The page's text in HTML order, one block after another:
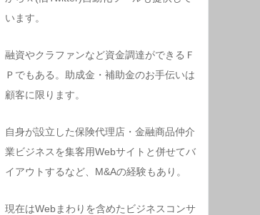
います。
融資やクラファンなど資金調達ができるＦ
Ｐでもある。助成金・補助金のお手伝いは
顧客に限ります。
自身が設立した保険代理店・金融商品仲介
業ビジネスを集客用Webサイトと併せてバ
イアウトするなど、M&Aの経験もあり。
現在はWebまわりを含めたビジネスコンサ